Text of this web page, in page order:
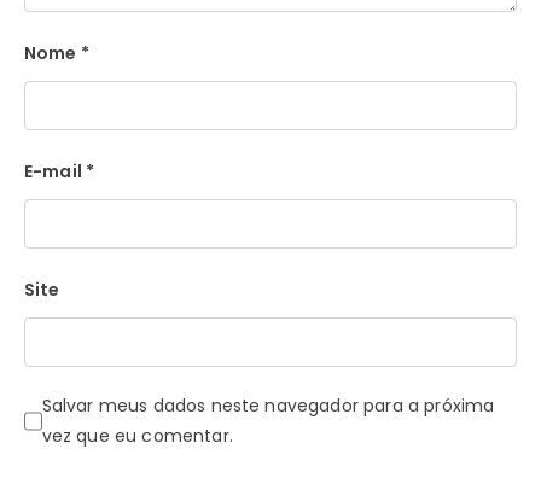
Nome *
E-mail *
Site
Salvar meus dados neste navegador para a próxima
vez que eu comentar.